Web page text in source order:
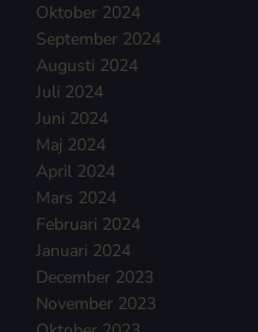
Oktober 2024
September 2024
Augusti 2024
Juli 2024
Juni 2024
Maj 2024
April 2024
Mars 2024
Februari 2024
Januari 2024
December 2023
November 2023